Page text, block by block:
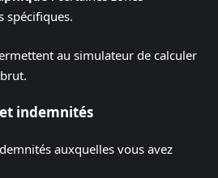
spécifiques.
au simulateur de calculer
indemnités
auxquelles vous avez